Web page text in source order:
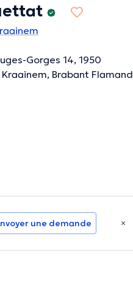
Gorges 14, 1950
Brabant Flamand
une demande